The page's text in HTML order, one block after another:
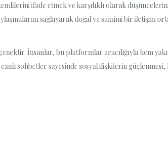
ifade etmek ve karşılıklı olarak
sağlayarak doğal ve samimi bir iletişim
İnsanlar, bu platformlar aracılığıyla hem
sohbetler sayesinde sosyal ilişkilerin